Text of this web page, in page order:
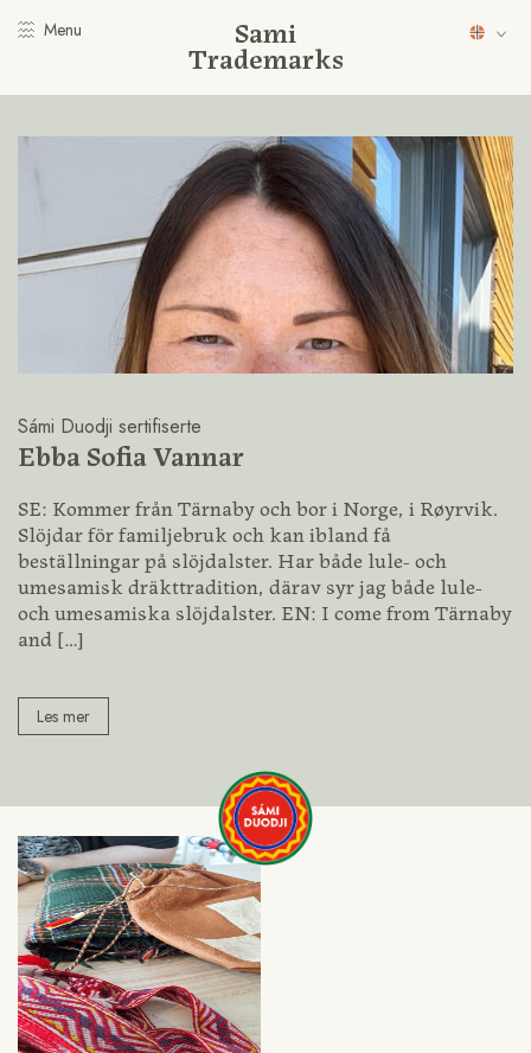
Menu Sami
Trademarks
Sámi Duodji sertifiserte
Ebba Sofia Vannar
SE: Kommer från Tärnaby och bor i Norge, i Røyrvik.
Slöjdar för familjebruk och kan ibland få
beställningar på slöjdalster. Har både lule- och
umesamisk dräkttradition, därav syr jag både lule-
och umesamiska slöjdalster. EN: I come from Tärnaby
and […]
Les mer